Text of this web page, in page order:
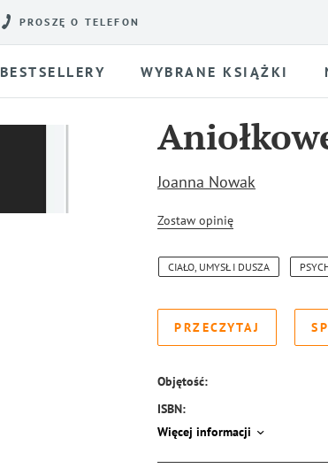
PROSZĘ O TELEFON
BESTSELLERY WYBRANE KSIĄŻKI
Joanna Nowak
Zostaw opinię
CIAŁO, UMYSŁ I DUSZA
PRZECZYTAJ
Objętość:
ISBN:
Więcej informacji